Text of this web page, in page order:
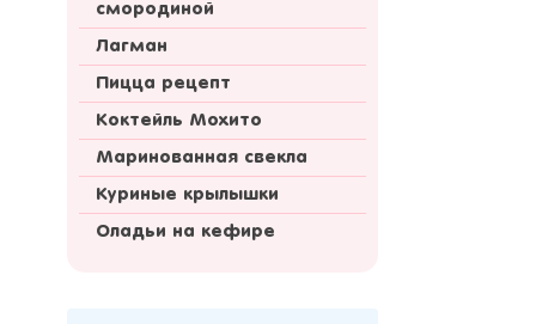
смородиной
Лагман
Пицца рецепт
Коктейль Мохито
Маринованная свекла
Куриные крылышки
Оладьи на кефире